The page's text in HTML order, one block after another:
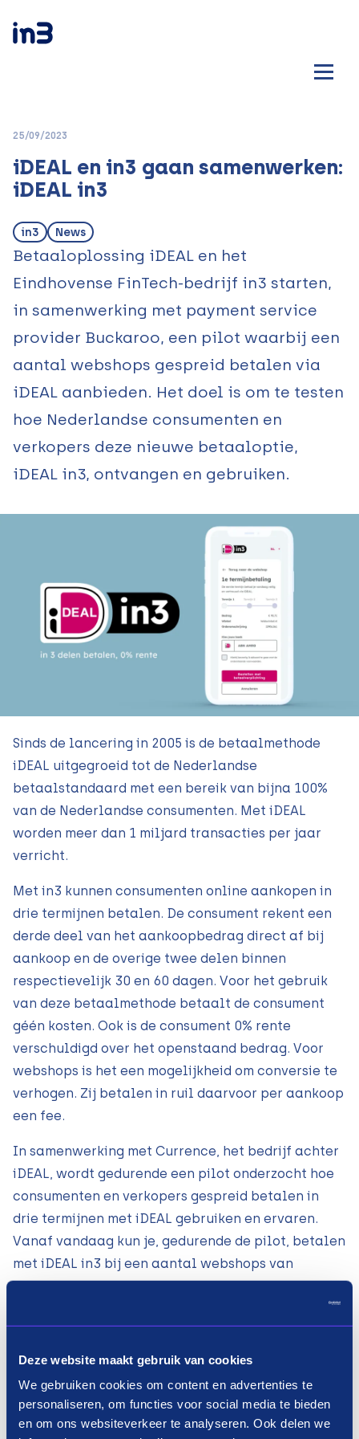
Deze website maakt gebruik van cookies
We gebruiken cookies om content en advertenties te
personaliseren, om functies voor social media te bieden
en om ons websiteverkeer te analyseren. Ook delen we
25/09/2023
iDEAL en in3 gaan samenwerken:
iDEAL in3
in3 News
Betaaloplossing iDEAL en het
Eindhovense FinTech-bedrijf in3 starten,
in samenwerking met payment service
provider Buckaroo, een pilot waarbij een
aantal webshops gespreid betalen via
iDEAL aanbieden. Het doel is om te testen
hoe Nederlandse consumenten en
verkopers deze nieuwe betaaloptie,
iDEAL in3, ontvangen en gebruiken.
Sinds de lancering in 2005 is de betaalmethode
iDEAL uitgegroeid tot de Nederlandse
betaalstandaard met een bereik van bijna 100%
van de Nederlandse consumenten. Met iDEAL
worden meer dan 1 miljard transacties per jaar
verricht.
Met in3 kunnen consumenten online aankopen in
drie termijnen betalen. De consument rekent een
derde deel van het aankoopbedrag direct af bij
aankoop en de overige twee delen binnen
respectievelijk 30 en 60 dagen. Voor het gebruik
van deze betaalmethode betaalt de consument
géén kosten. Ook is de consument 0% rente
verschuldigd over het openstaand bedrag. Voor
webshops is het een mogelijkheid om conversie te
verhogen. Zij betalen in ruil daarvoor per aankoop
een fee.
In samenwerking met Currence, het bedrijf achter
iDEAL, wordt gedurende een pilot onderzocht hoe
consumenten en verkopers gespreid betalen in
drie termijnen met iDEAL gebruiken en ervaren.
Vanaf vandaag kun je, gedurende de pilot, betalen
met iDEAL in3 bij een aantal webshops van
payment service provider Buckaroo.
om onze sociaal verantwoorde betaalmethode in3
bij een groter publiek bekend en geliefd te maken.
We willen goed monitoren hoe de markt, zowel
koper als verkoper, het product ontvangt. Als dit